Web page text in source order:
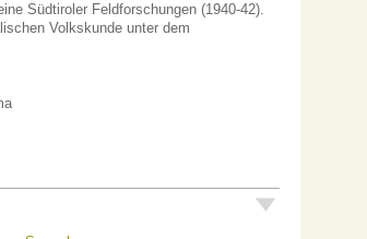
Südtiroler Feldforschungen (1940-42).
Volkskunde unter dem